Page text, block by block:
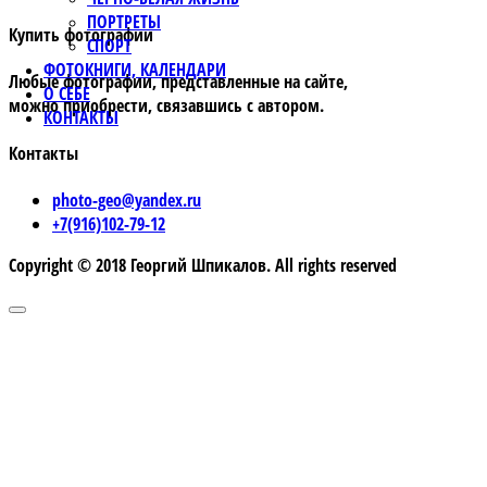
ПОРТРЕТЫ
СПОРТ
ФОТОКНИГИ, КАЛЕНДАРИ
О СЕБЕ
КОНТАКТЫ
Купить фотографии
Любые фотографии, представленные на сайте,
можно приобрести, связавшись с автором.
Контакты
photo-geo@yandex.ru
+7(916)102-79-12
Copyright © 2018 Георгий Шпикалов. All rights reserved